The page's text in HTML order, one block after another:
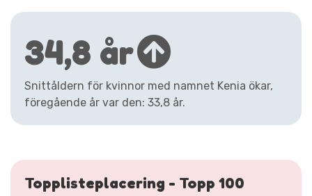
34,8 år
Snittåldern för kvinnor med namnet Kenia ökar,
föregående år var den: 33,8 år.
Topplisteplacering - Topp 100